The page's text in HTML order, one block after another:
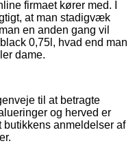
firmaet kører med. I
at man stadigvæk
en anden gang vil
0,75l, hvad end man
dame.
til at betragte
og herved er
butikkens anmeldelser af